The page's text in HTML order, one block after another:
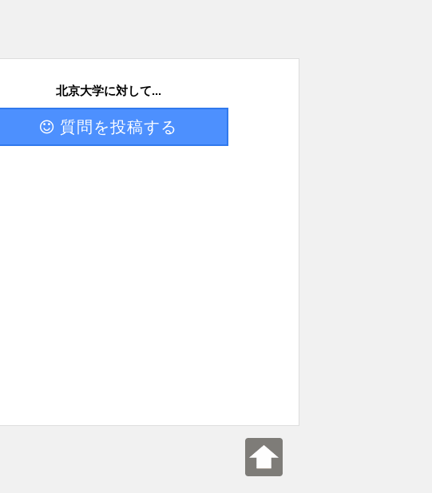
北京大学に対して...
質問を投稿する